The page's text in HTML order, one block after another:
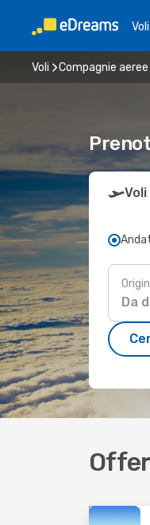
Voli
Voli Compagnie aeree
Voli